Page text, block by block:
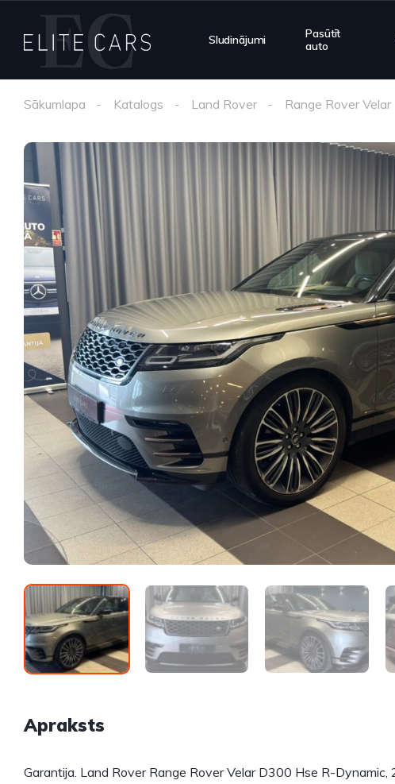
Sludinājumi
Pasūtīt
auto
Sākumlapa Katalogs Land Rover Range Rover Velar
Apraksts
Garantija. Land Rover Range Rover Velar D300 Hse R-